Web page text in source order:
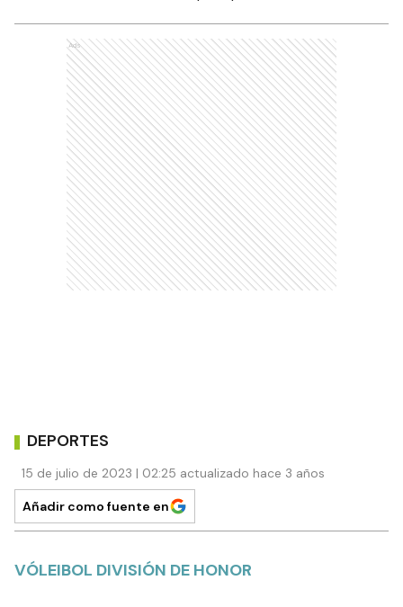
Ads
DEPORTES
15 de julio de 2023 | 02:25 actualizado hace 3 años
Añadir como fuente en
VÓLEIBOL DIVISIÓN DE HONOR